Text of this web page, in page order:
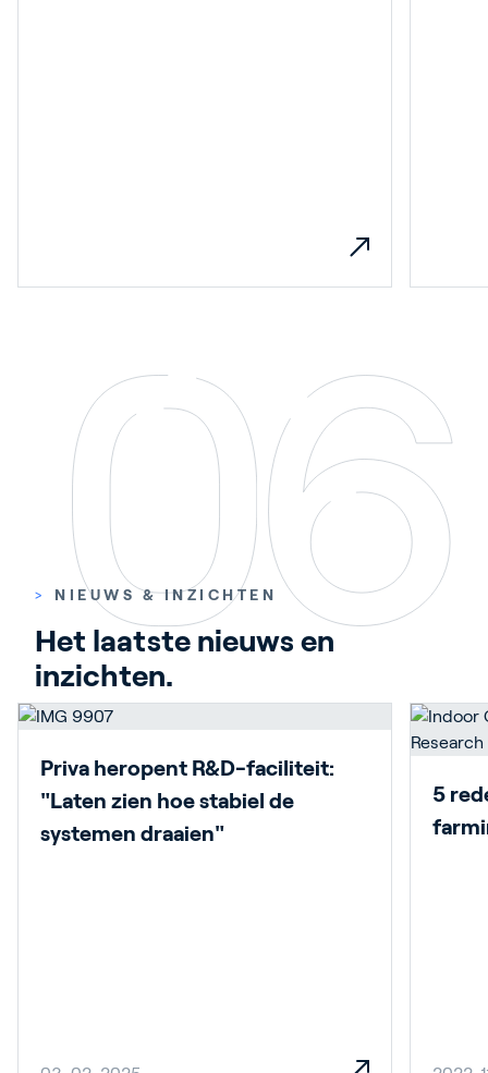
> NIEUWS & INZICHTEN
Het laatste nieuws en
inzichten.
Priva heropent R&D-faciliteit:
"Laten zien hoe stabiel de
systemen draaien"
5